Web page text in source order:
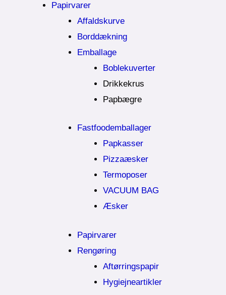
Papirvarer
Affaldskurve
Borddækning
Emballage
Boblekuverter
Drikkekrus
Papbægre
Fastfoodemballager
Papkasser
Pizzaæsker
Termoposer
VACUUM BAG
Æsker
Papirvarer
Rengøring
Aftørringspapir
Hygiejneartikler